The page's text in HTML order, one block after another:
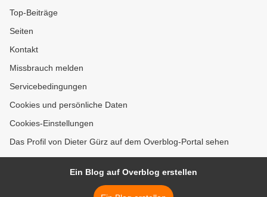
Top-Beiträge
Seiten
Kontakt
Missbrauch melden
Servicebedingungen
Cookies und persönliche Daten
Cookies-Einstellungen
Das Profil von Dieter Gürz auf dem Overblog-Portal sehen
Ein Blog auf Overblog erstellen